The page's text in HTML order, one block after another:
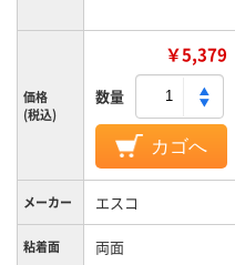
価格
(税込)
￥5,379
数量
カゴへ
メーカー エスコ
粘着面 両面